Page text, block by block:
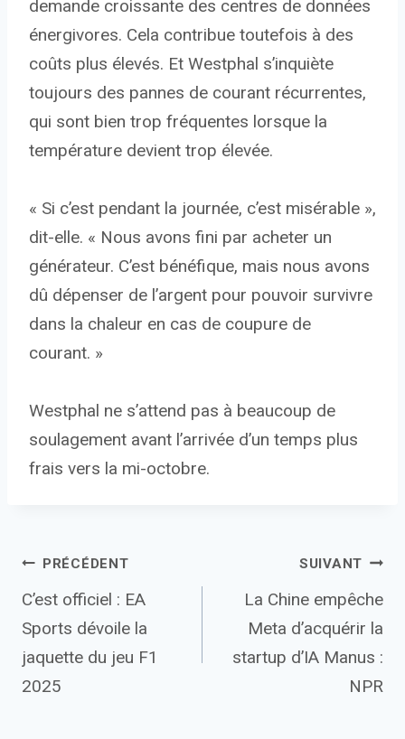
demande croissante des centres de données
énergivores. Cela contribue toutefois à des
coûts plus élevés. Et Westphal s’inquiète
toujours des pannes de courant récurrentes,
qui sont bien trop fréquentes lorsque la
température devient trop élevée.
« Si c’est pendant la journée, c’est misérable »,
dit-elle. « Nous avons fini par acheter un
générateur. C’est bénéfique, mais nous avons
dû dépenser de l’argent pour pouvoir survivre
dans la chaleur en cas de coupure de
courant. »
Westphal ne s’attend pas à beaucoup de
soulagement avant l’arrivée d’un temps plus
frais vers la mi-octobre.
Navigation
de
l’article
PRÉCÉDENT
C’est officiel : EA
Sports dévoile la
jaquette du jeu F1
2025
SUIVANT
La Chine empêche
Meta d’acquérir la
startup d’IA Manus :
NPR